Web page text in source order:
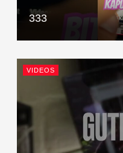
333
VIDEOS